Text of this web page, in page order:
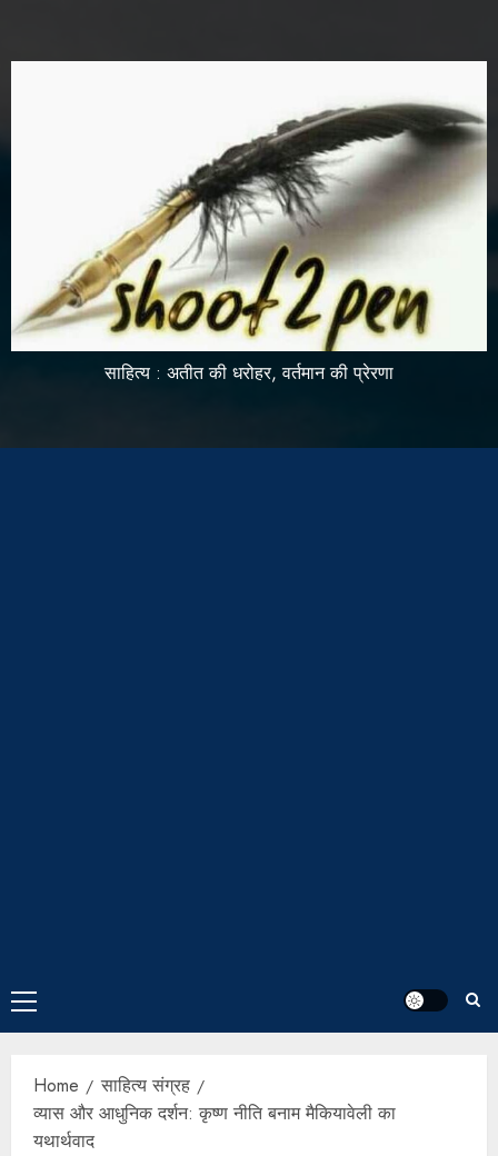
साहित्य : अतीत की धरोहर, वर्तमान की प्रेरणा
Home
साहित्य संग्रह
व्यास और आधुनिक दर्शन: कृष्ण नीति बनाम मैकियावेली का
यथार्थवाद